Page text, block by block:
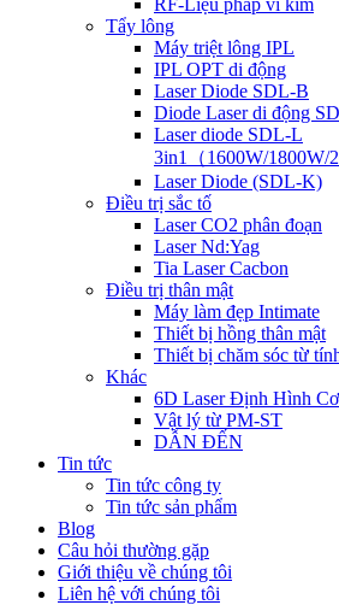
RF-Liệu pháp vi kim
Tẩy lông
Máy triệt lông IPL
IPL OPT di động
Laser Diode SDL-B
Diode Laser di động
Laser diode SDL-L
3in1（1600W/1800W/
Laser Diode (SDL-K)
Điều trị sắc tố
Laser CO2 phân đoạn
Laser Nd:Yag
Tia Laser Cacbon
Điều trị thân mật
Máy làm đẹp Intimate
Thiết bị hồng thân mật
Thiết bị chăm sóc từ
Khác
6D Laser Định Hình
Vật lý từ PM-ST
DẪN ĐẾN
Tin tức
Tin tức công ty
Tin tức sản phẩm
Blog
Câu hỏi thường gặp
Giới thiệu về chúng tôi
Liên hệ với chúng tôi